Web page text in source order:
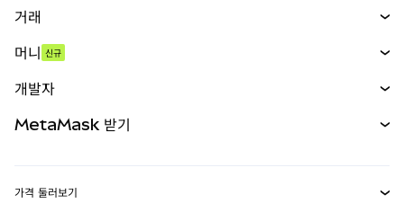
거래
무기한 선물
실물자산
머니 신규
개발자
MetaMask 받기
가격 둘러보기